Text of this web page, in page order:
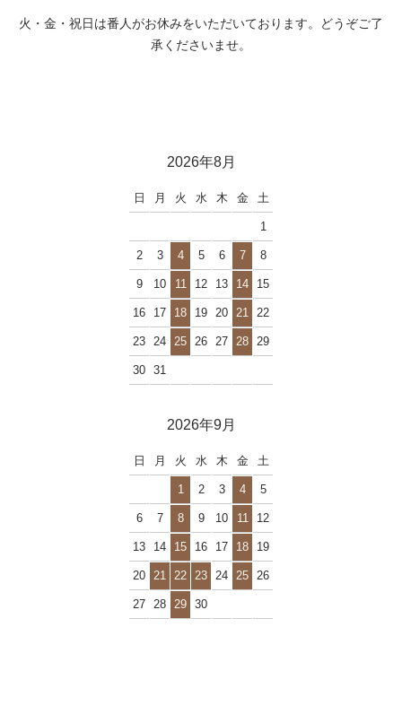
火・金・祝日は番人がお休みをいただいております。どうぞご了
承くださいませ。
2026年8月
日 月 火 水 木 金 土
1
2 3 4 5 6 7 8
9 10 11 12 13 14 15
16 17 18 19 20 21 22
23 24 25 26 27 28 29
30 31
2026年9月
日 月 火 水 木 金 土
1 2 3 4 5
6 7 8 9 10 11 12
13 14 15 16 17 18 19
20 21 22 23 24 25 26
27 28 29 30